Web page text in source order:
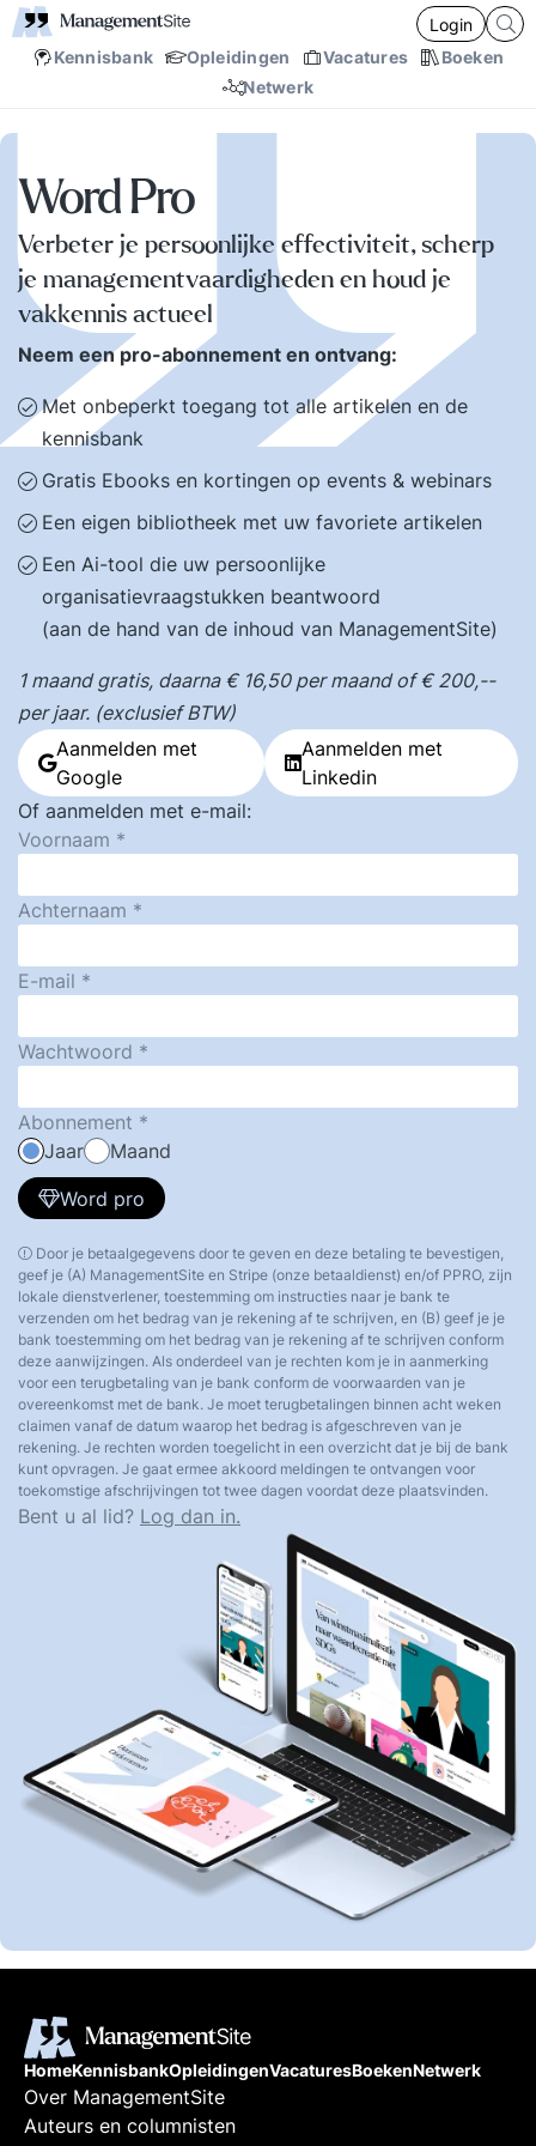
Kennisbank Opleidingen Vacatures
Boeken
Netwerk
Login
Word Pro
Verbeter je persoonlijke effectiviteit, scherp
je managementvaardigheden en houd je
vakkennis actueel
Neem een pro-abonnement en ontvang:
Met onbeperkt toegang tot alle artikelen en de
kennisbank
Gratis Ebooks en kortingen op events & webinars
Een eigen bibliotheek met uw favoriete artikelen
Een Ai-tool die uw persoonlijke
organisatievraagstukken beantwoord
(aan de hand van de inhoud van ManagementSite)
1 maand gratis, daarna € 16,50 per maand of € 200,--
per jaar. (exclusief BTW)
Aanmelden met
Google
Aanmelden met
Linkedin
Of aanmelden met e-mail:
Voornaam
Achternaam
E-mail
Wachtwoord
Abonnement
Jaar
Maand
Word pro
Door je betaalgegevens door te geven en deze betaling te bevestigen,
geef je (A) ManagementSite en Stripe (onze betaaldienst) en/of PPRO, zijn
lokale dienstverlener, toestemming om instructies naar je bank te
verzenden om het bedrag van je rekening af te schrijven, en (B) geef je je
bank toestemming om het bedrag van je rekening af te schrijven conform
deze aanwijzingen. Als onderdeel van je rechten kom je in aanmerking
voor een terugbetaling van je bank conform de voorwaarden van je
overeenkomst met de bank. Je moet terugbetalingen binnen acht weken
claimen vanaf de datum waarop het bedrag is afgeschreven van je
rekening. Je rechten worden toegelicht in een overzicht dat je bij de bank
kunt opvragen. Je gaat ermee akkoord meldingen te ontvangen voor
toekomstige afschrijvingen tot twee dagen voordat deze plaatsvinden.
Bent u al lid? Log dan in.
HomeKennisbankOpleidingenVacaturesBoekenNetwerk
Over ManagementSite
Auteurs en columnisten